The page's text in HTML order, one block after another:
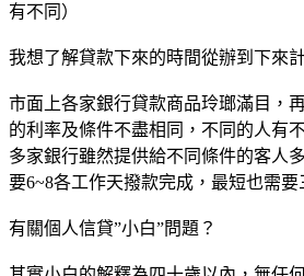
有不同）
我想了解貸款下來的時間從辦到下來
市面上各家銀行貸款商品玲瑯滿目，
的利率及條件不盡相同，不同的人有
多家銀行雖然提供給不同條件的客人
要6~8各工作天撥款完成，最短也需要
有關個人信貸”小白”問題？